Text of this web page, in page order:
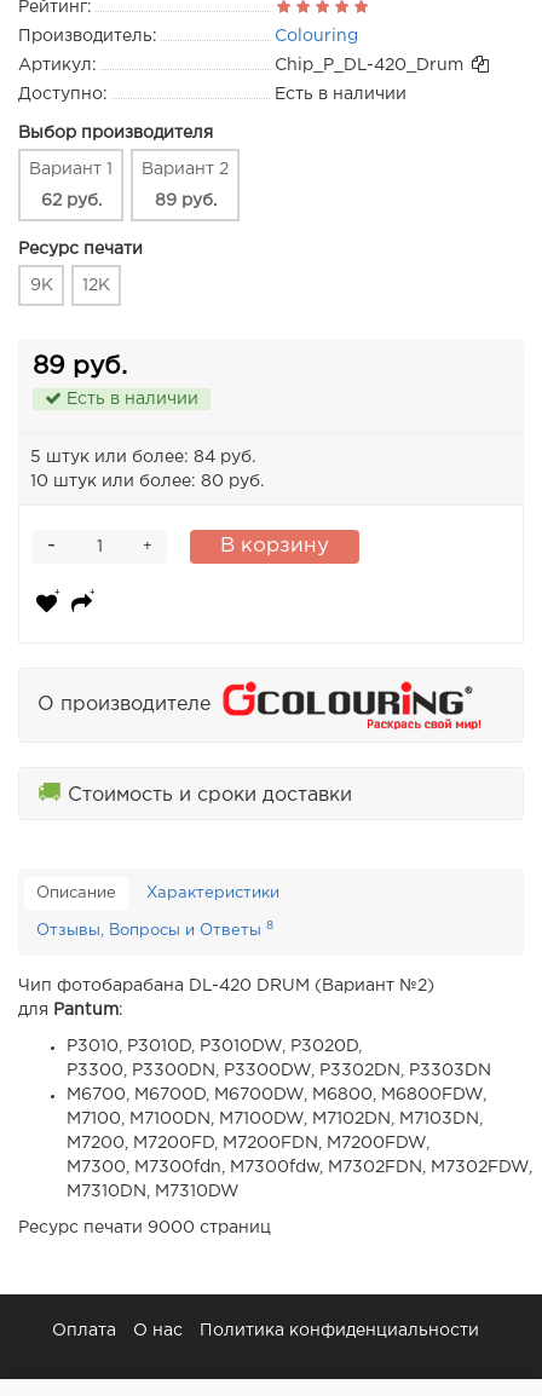
Рейтинг:
Производитель:
Colouring
Артикул:
Chip_P_DL-420_Drum
Доступно:
Есть в наличии
Выбор производителя
Вариант 1
62 руб.
Вариант 2
89 руб.
Ресурс печати
9K 12K
89 руб.
Есть в наличии
5 штук или более: 84 руб.
10 штук или более: 80 руб.
+
- В корзину
О производителе
🚚 Стоимость и сроки доставки
Описание Характеристики
Отзывы, Вопросы и Ответы 8
Чип фотобарабана DL-420 DRUM (Вариант №2)
для
Pantum:
P3010, P3010D, P3010DW, P3020D,
P3300, P3300DN, P3300DW, P3302DN, P3303DN
M6700, M6700D, M6700DW, M6800, M6800FDW,
M7100, M7100DN, M7100DW, M7102DN, M7103DN,
M7200, M7200FD, M7200FDN, M7200FDW,
M7300, M7300fdn, M7300fdw, M7302FDN, M7302FDW,
M7310DN, M7310DW
Ресурс печати 9000 страниц
Оплата О нас Политика конфиденциальности